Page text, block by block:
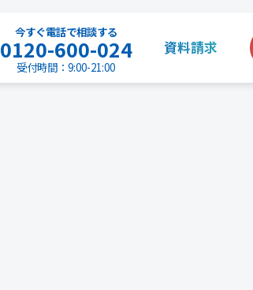
今すぐ電話で相談する
0120-600-024
受付時間：9:00-21:00
資料請求